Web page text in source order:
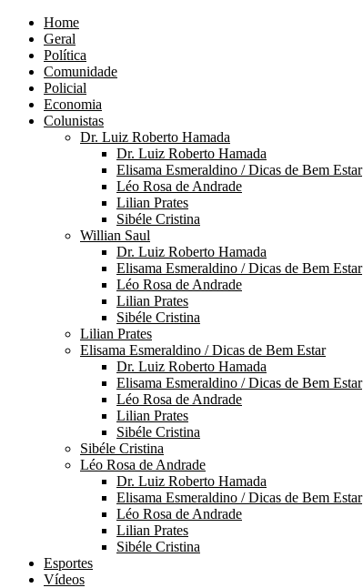
Home
Geral
Política
Comunidade
Policial
Economia
Colunistas
Dr. Luiz Roberto Hamada
Dr. Luiz Roberto Hamada
Elisama Esmeraldino / Dicas de Bem Estar
Léo Rosa de Andrade
Lilian Prates
Sibéle Cristina
Willian Saul
Dr. Luiz Roberto Hamada
Elisama Esmeraldino / Dicas de Bem Estar
Léo Rosa de Andrade
Lilian Prates
Sibéle Cristina
Lilian Prates
Elisama Esmeraldino / Dicas de Bem Estar
Dr. Luiz Roberto Hamada
Elisama Esmeraldino / Dicas de Bem Estar
Léo Rosa de Andrade
Lilian Prates
Sibéle Cristina
Sibéle Cristina
Léo Rosa de Andrade
Dr. Luiz Roberto Hamada
Elisama Esmeraldino / Dicas de Bem Estar
Léo Rosa de Andrade
Lilian Prates
Sibéle Cristina
Esportes
Vídeos